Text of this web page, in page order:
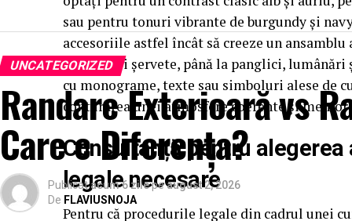
sau pentru tonuri vibrante de burgundy și
accesoriile astfel încât să creeze un
de masă și șervete, până la panglici,
cu monograme, texte sau simboluri alese de
conturarea unei atmosfere coerente și
Consultanță pentru
legale necesare
Pentru că procedurile legale din cadrul unei
UNCATEGORIZED
Randare Exterioară vs
Care e Diferența?
Publicat acum 6 zilepeaugust 2, 2026
De FLAVIUSNOJA